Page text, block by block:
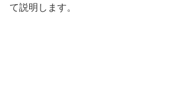
て説明します。